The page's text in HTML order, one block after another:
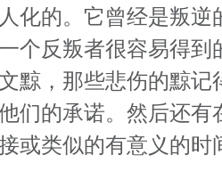
化的。它曾经是叛逆
个反叛者很容易得到
黥，那些悲伤的黥记
们的承诺。然后还有
或类似的有意义的时